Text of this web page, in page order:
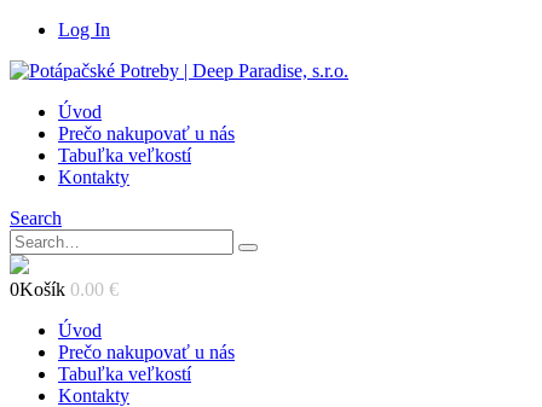
Log In
Úvod
Prečo nakupovať u nás
Tabuľka veľkostí
Kontakty
Search
0Košík 0.00 €
Úvod
Prečo nakupovať u nás
Tabuľka veľkostí
Kontakty